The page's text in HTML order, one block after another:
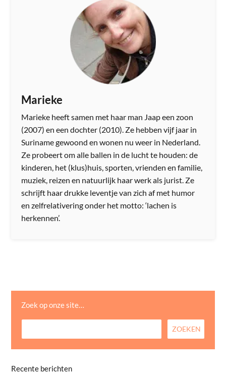
Marieke
Marieke heeft samen met haar man Jaap een zoon
(2007) en een dochter (2010). Ze hebben vijf jaar in
Suriname gewoond en wonen nu weer in Nederland.
Ze probeert om alle ballen in de lucht te houden: de
kinderen, het (klus)huis, sporten, vrienden en familie,
muziek, reizen en natuurlijk haar werk als jurist. Ze
schrijft haar drukke leventje van zich af met humor
en zelfrelativering onder het motto: ‘lachen is
herkennen’.
Zoek op onze site…
Recente berichten